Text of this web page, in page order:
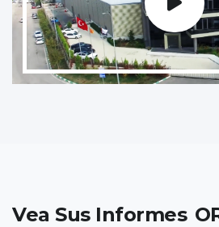
Vea Sus Informes Co